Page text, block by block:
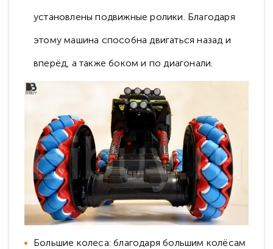
установлены подвижные ролики. Благодаря
этому машина способна двигаться назад и
вперёд, а также боком и по диагонали.
Большие колеса: благодаря большим колёсам